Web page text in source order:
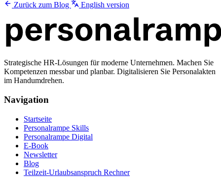
Zurück zum Blog
English version
Strategische HR-Lösungen für moderne Unternehmen. Machen Sie
Kompetenzen messbar und planbar. Digitalisieren Sie Personalakten
im Handumdrehen.
Navigation
Startseite
Personalrampe Skills
Personalrampe Digital
E-Book
Newsletter
Blog
Teilzeit-Urlaubsanspruch Rechner